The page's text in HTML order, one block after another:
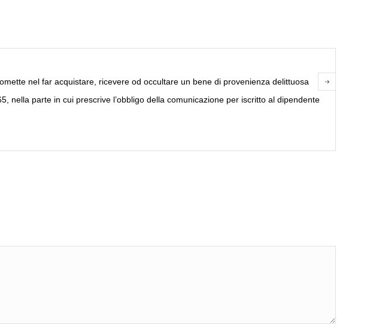
nel far acquistare, ricevere od occultare un bene di provenienza delittuosa
nella parte in cui prescrive l’obbligo della comunicazione per iscritto al dipendente